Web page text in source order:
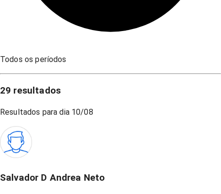
Todos os períodos
29 resultados
Resultados para dia 10/08
Salvador D Andrea Neto